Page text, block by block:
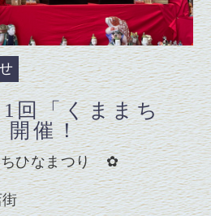
回「くままち
開催！
ひなまつり ✿